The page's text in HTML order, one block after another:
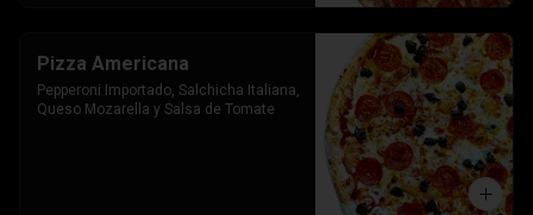
Pizza Americana
Pepperoni Importado, Salchicha Italiana,
Queso Mozarella y Salsa de Tomate